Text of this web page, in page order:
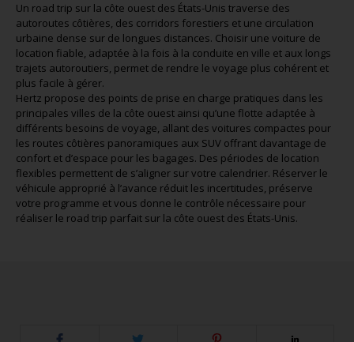
Un road trip sur la côte ouest des États-Unis traverse des
autoroutes côtières, des corridors forestiers et une circulation
urbaine dense sur de longues distances. Choisir une voiture de
location fiable, adaptée à la fois à la conduite en ville et aux longs
trajets autoroutiers, permet de rendre le voyage plus cohérent et
plus facile à gérer.
Hertz propose des points de prise en charge pratiques dans les
principales villes de la côte ouest ainsi qu’une flotte adaptée à
différents besoins de voyage, allant des voitures compactes pour
les routes côtières panoramiques aux SUV offrant davantage de
confort et d’espace pour les bagages. Des périodes de location
flexibles permettent de s’aligner sur votre calendrier. Réserver le
véhicule approprié à l’avance réduit les incertitudes, préserve
votre programme et vous donne le contrôle nécessaire pour
réaliser le road trip parfait sur la côte ouest des États-Unis.